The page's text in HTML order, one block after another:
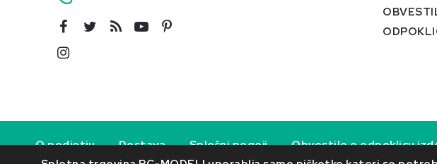
O podjetju Dostava Splošni pogoji Obvestilo o odpoklicu